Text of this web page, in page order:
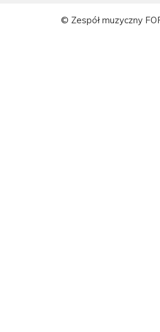
© Zespół muzyczny